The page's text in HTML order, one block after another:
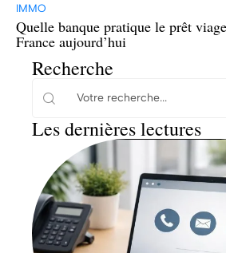
IMMO
Quelle banque pratique le prêt
France aujourd’hui
Recherche
Les dernières lectures